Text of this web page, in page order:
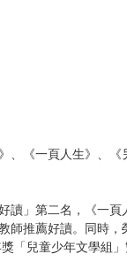
《一頁人生》、
」第二名，《一
推薦好讀。同時
「兒童少年文學組